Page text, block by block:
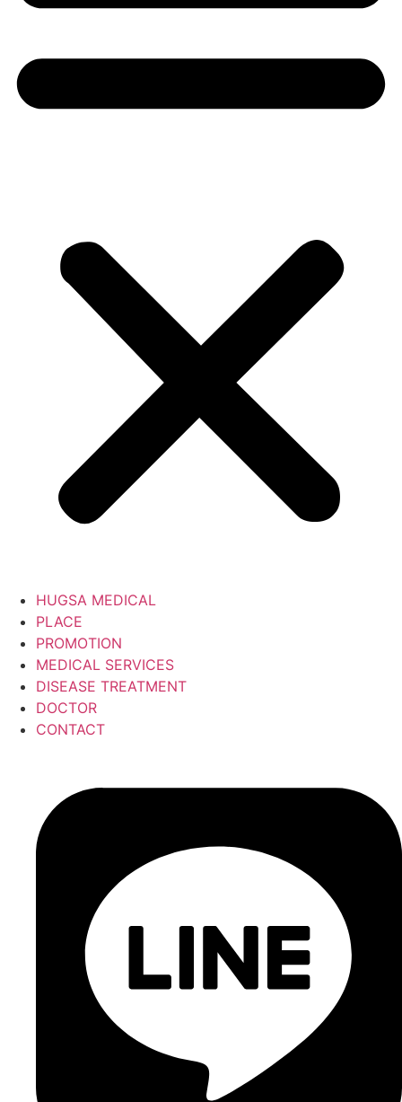
HUGSA MEDICAL
PLACE
PROMOTION
MEDICAL SERVICES
DISEASE TREATMENT
DOCTOR
CONTACT